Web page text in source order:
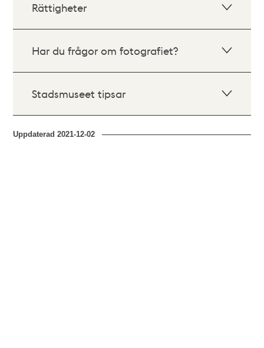
Rättigheter
Har du frågor om fotografiet?
Stadsmuseet tipsar
Uppdaterad2021-12-02